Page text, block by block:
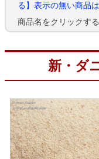
る】表示の無い商品
商品名をクリックす
新・ダ